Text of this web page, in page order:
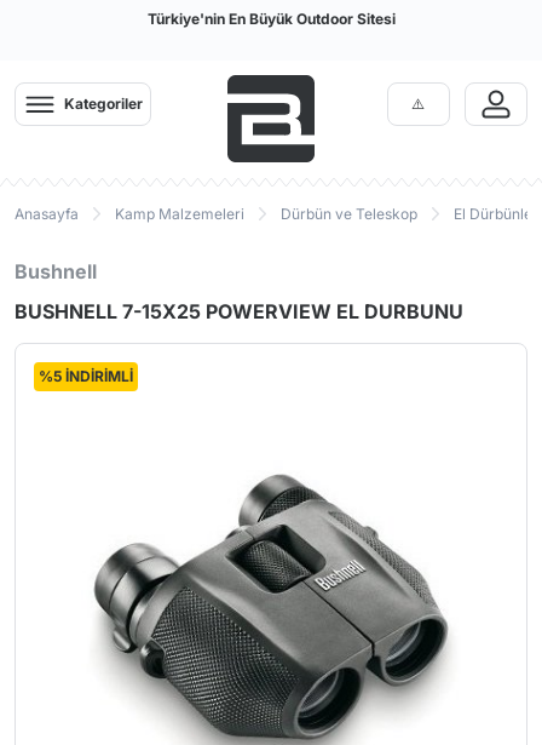
Türkiye'nin En Büyük Outdoor Sitesi
Kategoriler
Anasayfa Kamp Malzemeleri Dürbün ve Teleskop El Dürbünleri
Bushnell
BUSHNELL 7-15X25 POWERVIEW EL DURBUNU
%5 İNDİRİMLİ